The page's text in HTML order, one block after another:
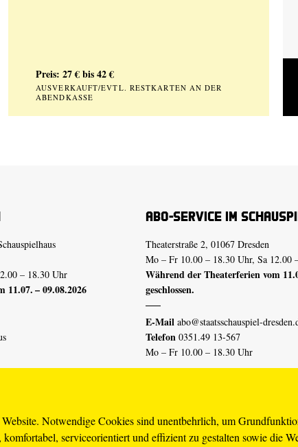
Notwendige Cookies sind unentbehrlich, um
serviceorientiert und effizient zu gestalten sowie die
Preis: 27 € bis 42 €
AUSVERKAUFT/EVTL. RESTKARTEN AN DER
ABENDKASSE
– 18.30 Uhr
11.07. – 09.08.2026
Abo-Service im
Theaterstraße 2, 01067 Dresden
Mo – Fr 10.00 – 18.30 Uhr, Sa 12.00
Während der Theaterferien vom
geschlossen.
E-Mail abo@staatsschauspiel-
Telefon 0351.49 13-567
Mo – Fr 10.00 – 18.30 Uhr
Erklärung Barrierefreiheit